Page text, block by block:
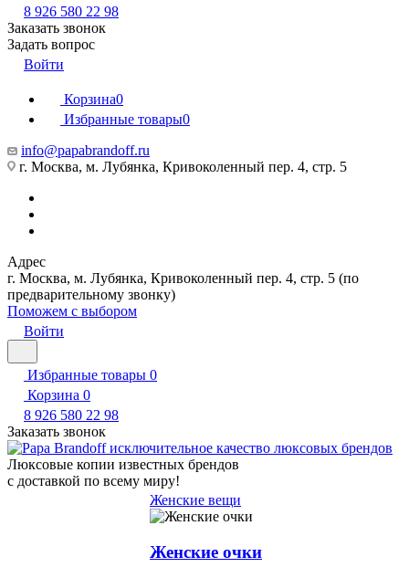
8 926 580 22 98
Заказать звонок
Задать вопрос
Войти
Корзина0
Избранные товары0
info@papabrandoff.ru
г. Москва, м. Лубянка, Кривоколенный пер. 4, стр. 5
Адрес
г. Москва, м. Лубянка, Кривоколенный пер. 4, стр. 5 (по
предварительному звонку)
Поможем с выбором
Войти
Избранные товары 0
Корзина 0
8 926 580 22 98
Заказать звонок
Люксовые копии известных брендов
с доставкой по всему миру!
Женские вещи
Женские очки